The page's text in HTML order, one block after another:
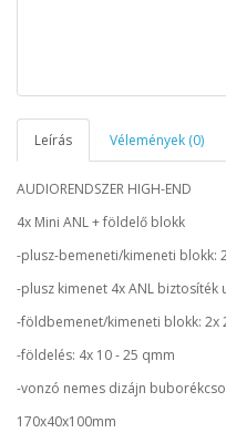
Leírás Vélemények (0)
AUDIORENDSZER HIGH-END
4x Mini ANL + földelő blokk
-plusz-bemeneti/kimeneti blokk:
-plusz kimenet 4x ANL biztosíték
-földbemenet/kimeneti blokk: 2x
-földelés: 4x 10 - 25 qmm
-vonzó nemes dizájn
170x40x100mm